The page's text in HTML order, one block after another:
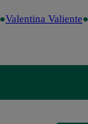
Valentina Valiente